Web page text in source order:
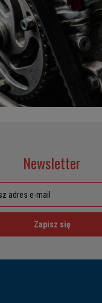
Newsletter
Zapisz się